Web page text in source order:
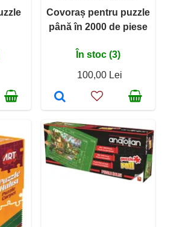
Covoraș pentru puzzle
până în 2000 de piese
În stoc (3)
100,00 Lei